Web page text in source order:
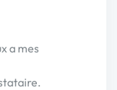
a mes